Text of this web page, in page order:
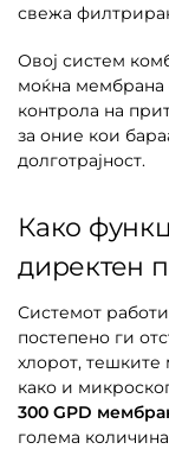
свежа
Овој систем
моќна мембрана
контрола на
за оние кои
долготрајност.
Како
директен
Системот
постепено ги
хлорот, тешките
како и
300 GPD
голема